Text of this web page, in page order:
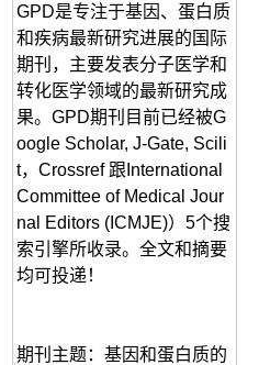
GPD是专注于基因、蛋白质
和疾病最新研究进展的国际
期刊，主要发表分子医学和
转化医学领域的最新研究成
果。GPD期刊目前已经被G
oogle Scholar, J-Gate, Scili
t，Crossref 跟International
Committee of Medical Jour
nal Editors (ICMJE)）5个搜
索引擎所收录。全文和摘要
均可投递！
期刊主题：基因和蛋白质的